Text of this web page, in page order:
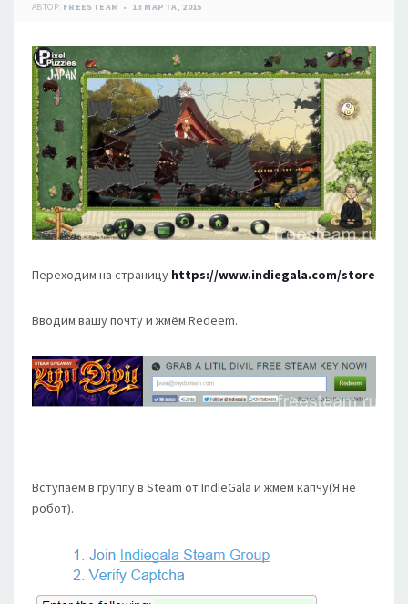
АВТОР: FREESTEAM 13 МАРТА, 2015
Переходим на страницу https://www.indiegala.com/store
Вводим вашу почту и жмём Redeem.
Вступаем в группу в Steam от IndieGala и жмём капчу(Я не
робот).